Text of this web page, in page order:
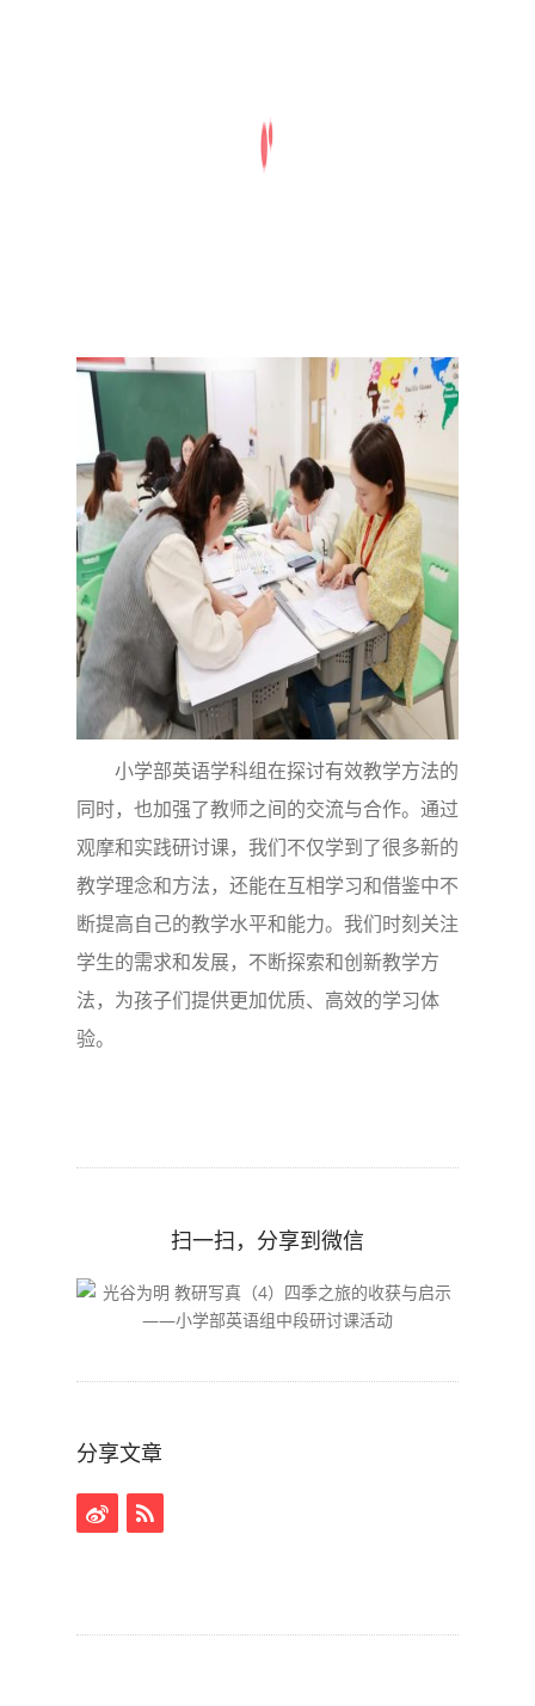
小学部英语学科组在探讨有效教学方法的
同时，也加强了教师之间的交流与合作。通过
观摩和实践研讨课，我们不仅学到了很多新的
教学理念和方法，还能在互相学习和借鉴中不
断提高自己的教学水平和能力。我们时刻关注
学生的需求和发展，不断探索和创新教学方
法，为孩子们提供更加优质、高效的学习体
验。
扫一扫，分享到微信
分享文章